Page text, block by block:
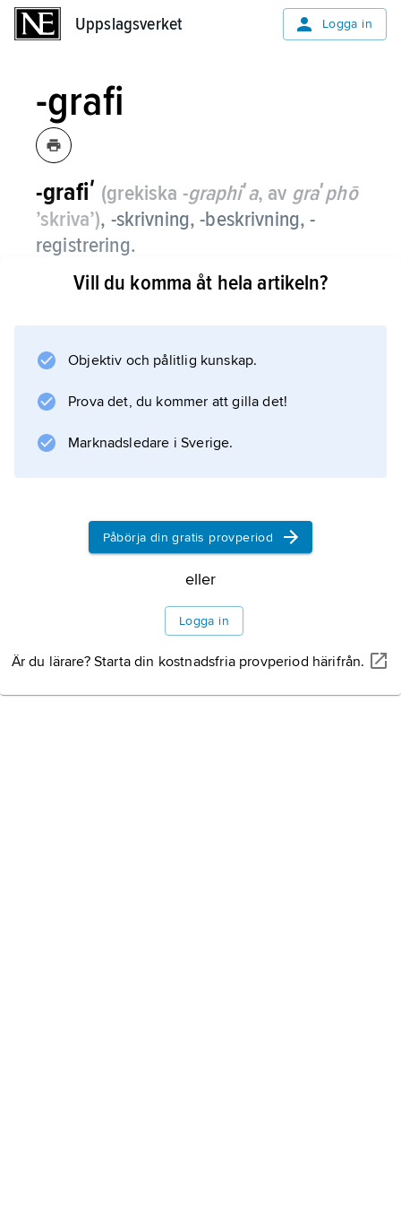
Uppslagsverket Logga in
-grafi
-grafiʹ (grekiska -graphiʹa, av graʹphō
’skriva’), -skrivning, -beskrivning, -
registrering.
Suffixet -grafi ingår i namnet på flera
Vill du komma åt hela artikeln?
Objektiv och pålitlig kunskap.
Prova det, du kommer att gilla det!
Marknadsledare i Sverige.
Påbörja din gratis provperiod
eller
Logga in
Är du lärare? Starta din kostnadsfria provperiod härifrån.